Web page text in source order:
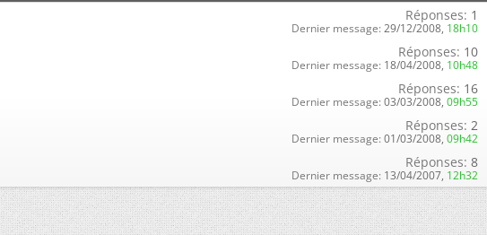
Réponses: 1
Dernier message: 29/12/2008, 18h10
Réponses: 10
Dernier message: 18/04/2008, 10h48
Réponses: 16
Dernier message: 03/03/2008, 09h55
Réponses: 2
Dernier message: 01/03/2008, 09h42
Réponses: 8
Dernier message: 13/04/2007, 12h32